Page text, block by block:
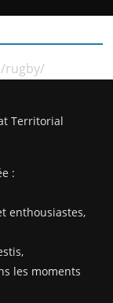
rugby/
Territorial
:
enthousiastes,
les moments